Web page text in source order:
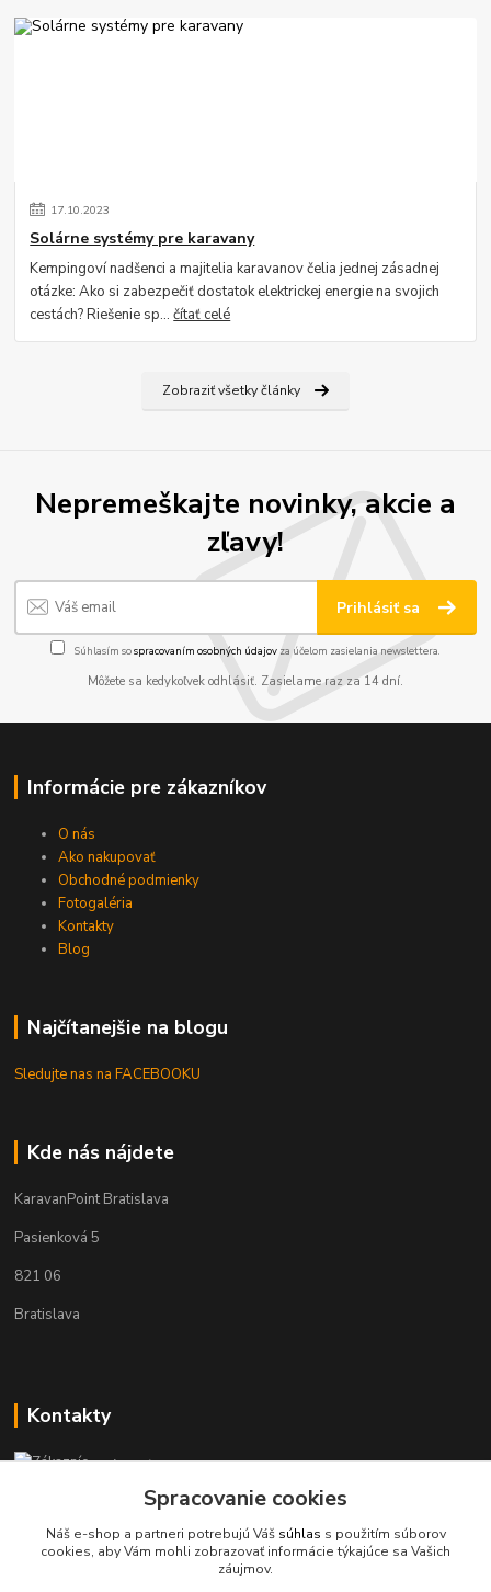
17.10.2023
Solárne systémy pre karavany
Kempingoví nadšenci a majitelia karavanov čelia jednej zásadnej
otázke: Ako si zabezpečiť dostatok elektrickej energie na svojich
cestách? Riešenie sp...čítať celé
Zobraziť všetky články
Nepremeškajte novinky, akcie a
zľavy!
Prihlásiť sa
Súhlasím sospracovaním osobných údajov za účelom zasielania newslettera.
Môžete sa kedykoľvek odhlásiť. Zasielame raz za 14 dní.
Informácie pre zákazníkov
O nás
Ako nakupovať
Obchodné podmienky
Fotogaléria
Kontakty
Blog
Najčítanejšie na blogu
Sledujte nas na FACEBOOKU
Kde nás nájdete
KaravanPoint Bratislava
Pasienková 5
821 06
Bratislava
Kontakty
Zákaznícka podpora KaravanPoint
+421902309993
(Po-Pia, 9-18 hod.)
info@karavanpoint.sk
Spracovanie cookies
Náš e-shop a partneri potrebujú Váš súhlas s použitím súborov
cookies, aby Vám mohli zobrazovať informácie týkajúce sa Vašich
záujmov.